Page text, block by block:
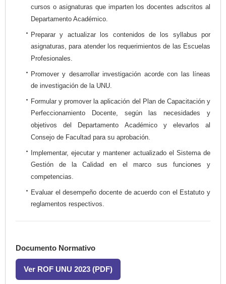
cursos o asignaturas que imparten los docentes adscritos al
Departamento Académico.
Preparar y actualizar los contenidos de los syllabus por
asignaturas, para atender los requerimientos de las Escuelas
Profesionales.
Promover y desarrollar investigación acorde con las líneas
de investigación de la UNU.
Formular y promover la aplicación del Plan de Capacitación y
Perfeccionamiento Docente, según las necesidades y
objetivos del Departamento Académico y elevarlos al
Consejo de Facultad para su aprobación.
Implementar, ejecutar y mantener actualizado el Sistema de
Gestión de la Calidad en el marco sus funciones y
competencias.
Evaluar el desempeño docente de acuerdo con el Estatuto y
reglamentos respectivos.
Documento Normativo
Ver ROF UNU 2023 (PDF)